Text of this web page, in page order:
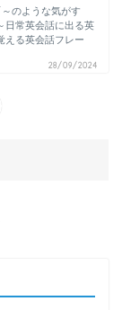
～のような気がす
日常英会話に出る英
る英会話フレー
28/09/2024